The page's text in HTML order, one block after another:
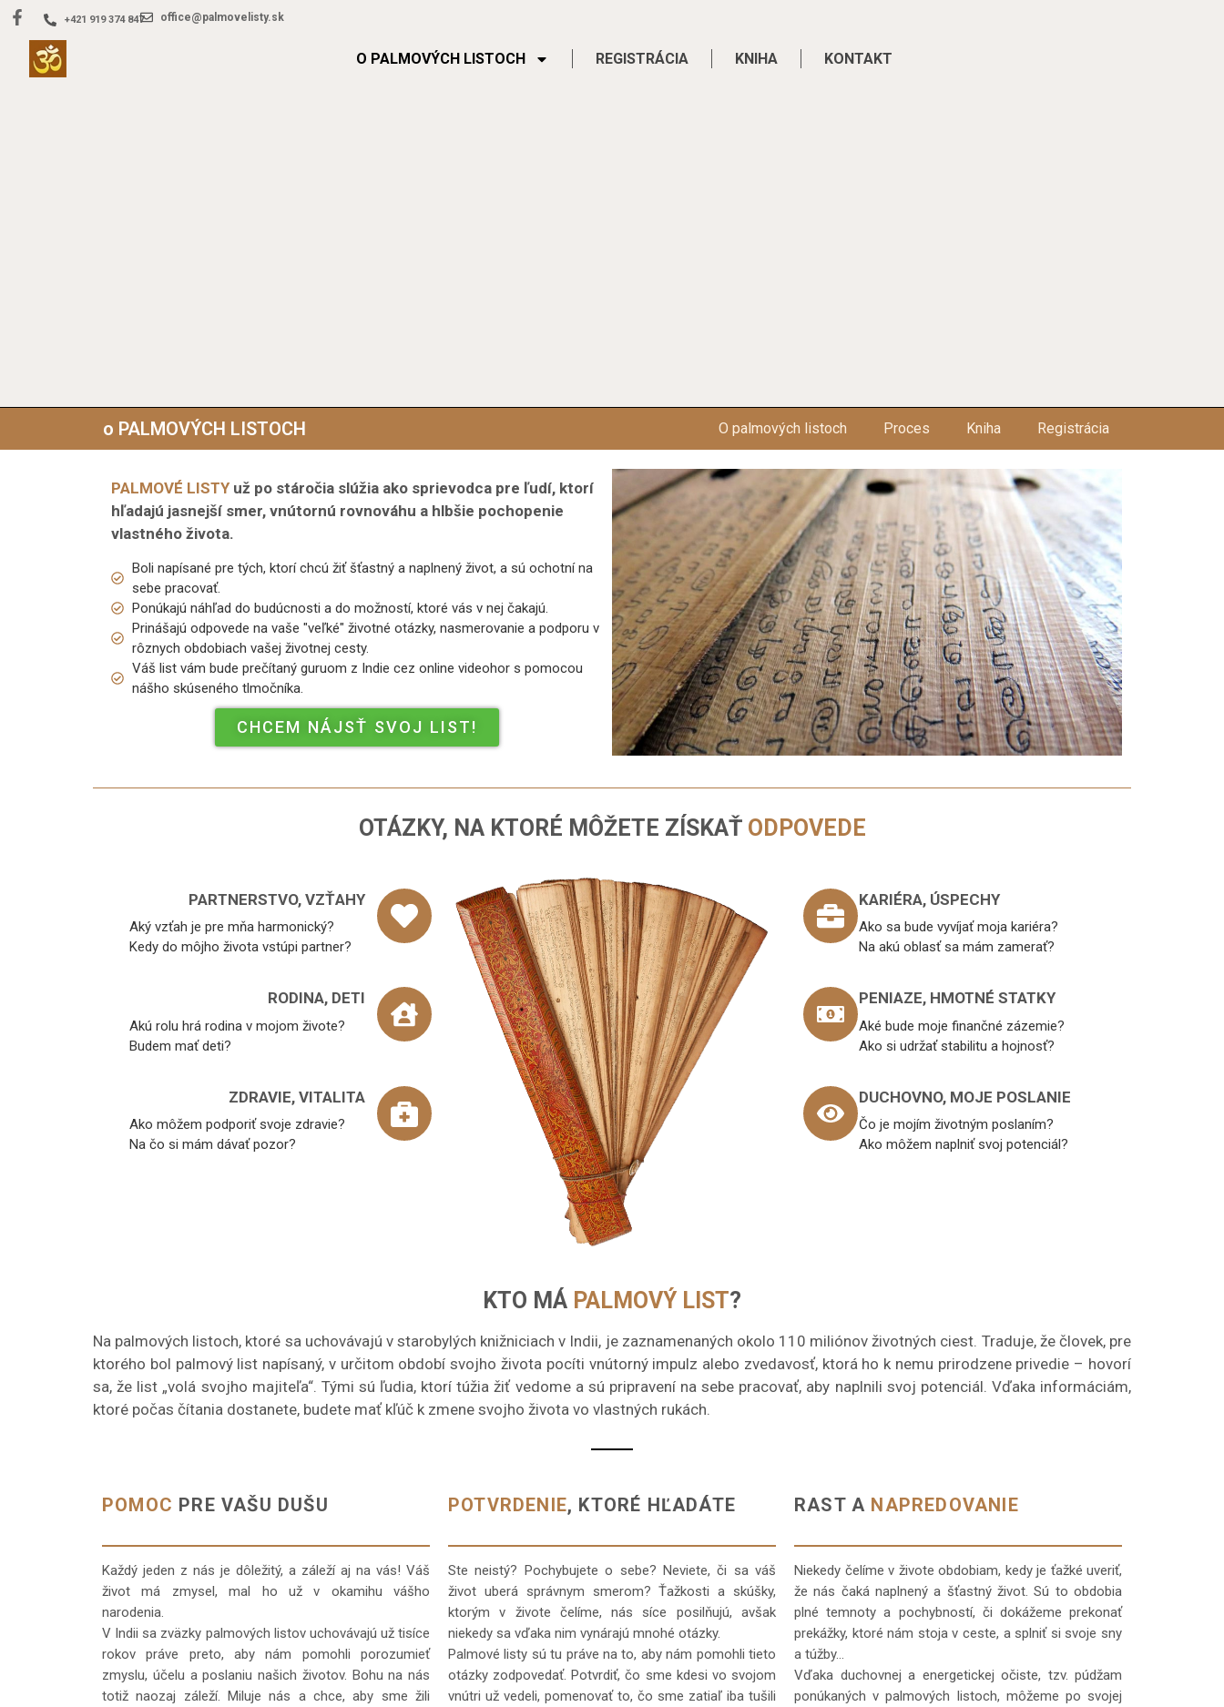
+421 919 374 847 office@palmovelisty.sk
O PALMOVÝCH LISTOCH REGISTRÁCIA KNIHA KONTAKT
o PALMOVÝCH LISTOCH O palmových listoch Proces Kniha Registrácia
PALMOVÉ LISTY už po stáročia slúžia ako sprievodca pre ľudí, ktorí
hľadajú jasnejší smer, vnútornú rovnováhu a hlbšie pochopenie
vlastného života.
CHCEM NÁJSŤ SVOJ LIST!
Boli napísané pre tých, ktorí chcú žiť šťastný a naplnený život, a sú ochotní na
sebe pracovať.
Ponúkajú náhľad do budúcnosti a do možností, ktoré vás v nej čakajú.
Prinášajú odpovede na vaše "veľké" životné otázky, nasmerovanie a podporu v
rôznych obdobiach vašej životnej cesty.
Váš list vám bude prečítaný guruom z Indie cez online videohor s pomocou
nášho skúseného tlmočníka.
OTÁZKY, NA KTORÉ MÔŽETE ZÍSKAŤ ODPOVEDE
PARTNERSTVO, VZŤAHY
Aký vzťah je pre mňa harmonický?
Kedy do môjho života vstúpi partner?
RODINA, DETI
Akú rolu hrá rodina v mojom živote?
Budem mať deti?
ZDRAVIE, VITALITA
Ako môžem podporiť svoje zdravie?
Na čo si mám dávať pozor?
KARIÉRA, ÚSPECHY
Ako sa bude vyvíjať moja kariéra?
Na akú oblasť sa mám zamerať?
PENIAZE, HMOTNÉ STATKY
Aké bude moje finančné zázemie?
Ako si udržať stabilitu a hojnosť?
DUCHOVNO, MOJE POSLANIE
Čo je mojím životným poslaním?
Ako môžem naplniť svoj potenciál?
KTO MÁ PALMOVÝ LIST?
Na palmových listoch, ktoré sa uchovávajú v starobylých knižniciach v Indii, je zaznamenaných okolo 110 miliónov životných ciest. Traduje, že človek, pre
ktorého bol palmový list napísaný, v určitom období svojho života pocíti vnútorný impulz alebo zvedavosť, ktorá ho k nemu prirodzene privedie – hovorí
sa, že list „volá svojho majiteľa“. Tými sú ľudia, ktorí túžia žiť vedome a sú pripravení na sebe pracovať, aby naplnili svoj potenciál. Vďaka informáciám,
ktoré počas čítania dostanete, budete mať kľúč k zmene svojho života vo vlastných rukách.
POMOC PRE VAŠU DUŠU
Každý jeden z nás je dôležitý, a záleží aj na vás! Váš
život má zmysel, mal ho už v okamihu vášho
narodenia.
V Indii sa zväzky palmových listov uchovávajú už tisíce
rokov práve preto, aby nám pomohli porozumieť
zmyslu, účelu a poslaniu našich životov. Bohu na nás
totiž naozaj záleží. Miluje nás a chce, aby sme žili
POTVRDENIE, KTORÉ HĽADÁTE
Ste neistý? Pochybujete o sebe? Neviete, či sa váš
život uberá správnym smerom? Ťažkosti a skúšky,
ktorým v živote čelíme, nás síce posilňujú, avšak
niekedy sa vďaka nim vynárajú mnohé otázky.
Palmové listy sú tu práve na to, aby nám pomohli tieto
otázky zodpovedať. Potvrdiť, čo sme kdesi vo svojom
vnútri už vedeli, pomenovať to, čo sme zatiaľ iba tušili
RAST A NAPREDOVANIE
Niekedy čelíme v živote obdobiam, kedy je ťažké uveriť,
že nás čaká naplnený a šťastný život. Sú to obdobia
plné temnoty a pochybností, či dokážeme prekonať
prekážky, ktoré nám stoja v ceste, a splniť si svoje sny
a túžby…
Vďaka duchovnej a energetickej očiste, tzv. púdžam
ponúkaných v palmových listoch, môžeme po svojej